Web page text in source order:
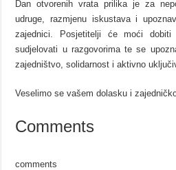
Dan otvorenih vrata prilika je za
udruge, razmjenu iskustava i
zajednici. Posjetitelji će moći dobiti
sudjelovati u razgovorima te se
zajedništvo, solidarnost i aktivno
Veselimo se vašem dolasku i
Comments
comments